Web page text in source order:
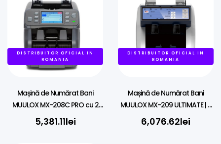
DISTRIBUITOR OFICIAL IN
ROMANIA
Mașină de Numărat Bani
MUULOX MX-208C PRO cu 2
Buzunare & Imprimantă
5,381.11lei
DISTRIBUITOR OFICIAL IN
ROMANIA
Mașină de Numărat Bani
MUULOX MX-209 ULTIMATE | 2
Buzunare, Touchscreen &
Imprimantă
6,076.62lei